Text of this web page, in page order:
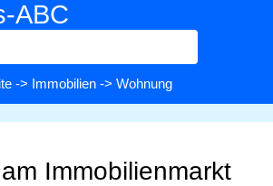
ABC
-> Immobilien -> Wohnung
Immobilienmarkt